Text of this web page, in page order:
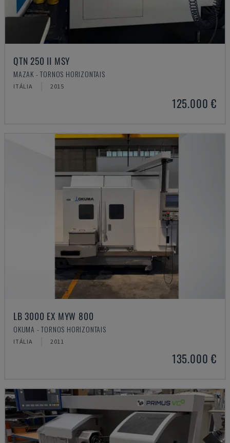
QTN 250 II MSY
MAZAK - TORNOS HORIZONTAIS
ITÁLIA 2015
125.000 €
LB 3000 EX MYW 800
OKUMA - TORNOS HORIZONTAIS
ITÁLIA 2011
135.000 €